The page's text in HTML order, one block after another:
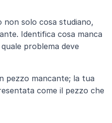
non solo cosa studiano,
Identifica cosa manca
problema deve
pezzo mancante; la tua
come il pezzo che